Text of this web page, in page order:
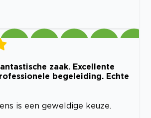
zaak. Excellente
begeleiding. Echte
is een geweldige keuze.